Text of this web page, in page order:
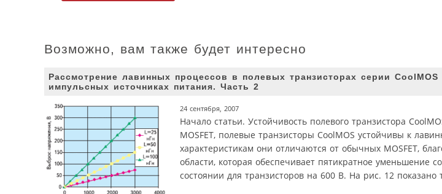
Возможно, вам также будет интересно
Рассмотрение лавинных процессов в полевых транзисторах серии
импульсных источниках питания. Часть 2
24 сентября, 2007
Начало статьи. Устойчивость полевого транзистора
MOSFET, полевые транзисторы CoolMOS устойчивы к
характеристикам они отличаются от обычных MOSFET,
области, которая обеспечивает пятикратное уменьшение
состоянии для транзисторов на 600 В. На рис. 12